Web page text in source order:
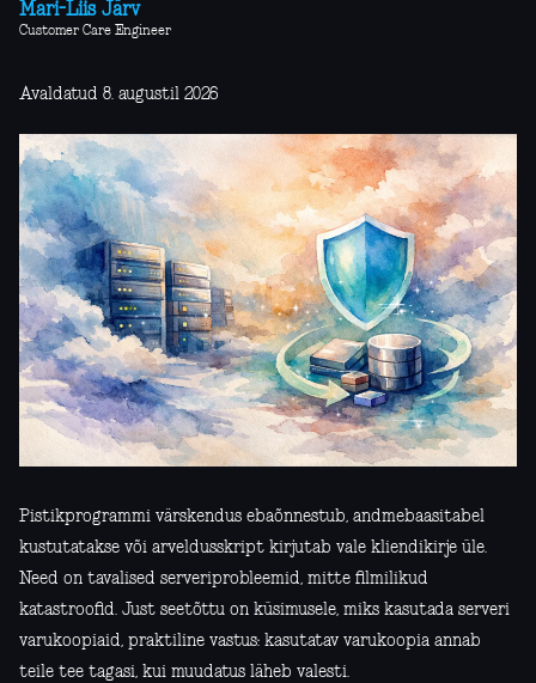
Mari-Liis Järv
Customer Care Engineer
Avaldatud 8. augustil 2026
Pistikprogrammi värskendus ebaõnnestub, andmebaasitabel
kustutatakse või arveldusskript kirjutab vale kliendikirje üle.
Need on tavalised serveriprobleemid, mitte filmilikud
katastroofid. Just seetõttu on küsimusele, miks kasutada serveri
varukoopiaid, praktiline vastus: kasutatav varukoopia annab
teile tee tagasi, kui muudatus läheb valesti.